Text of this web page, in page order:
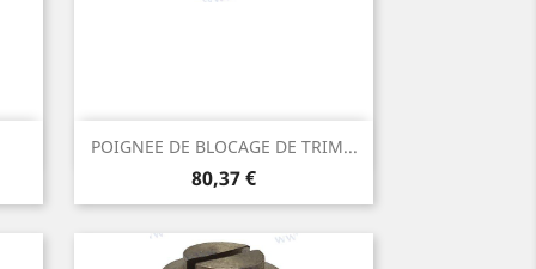
POIGNEE DE BLOCAGE DE TRIM...
Prix
80,37 €
Aperçu rapide